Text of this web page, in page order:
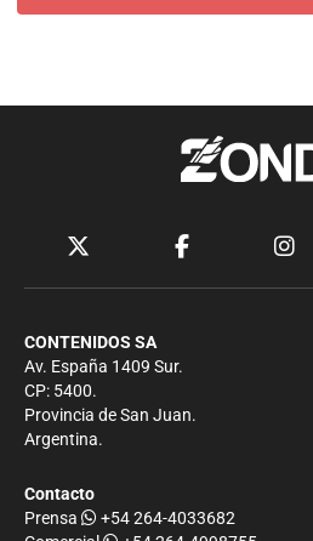
CONTENIDOS SA
Av. España 1409 Sur.
CP: 5400.
Provincia de San Juan.
Argentina.
Contacto
Prensa
+54 264-4033682